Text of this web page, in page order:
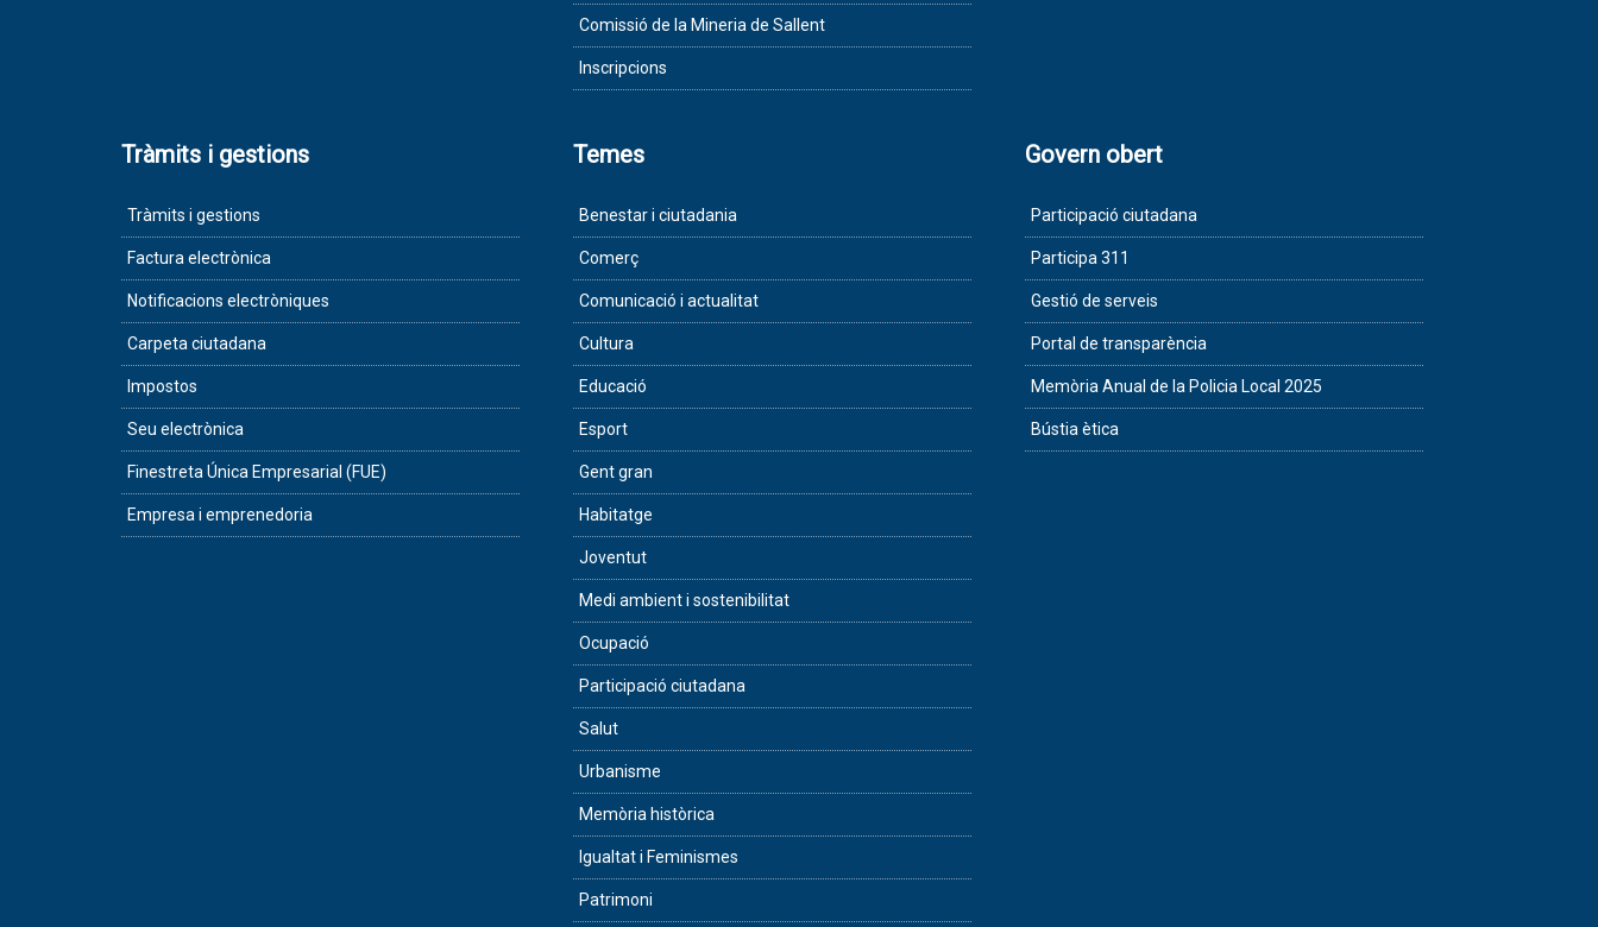
Comissió de la Mineria de Sallent
Inscripcions
Tràmits i gestions
Tràmits i gestions
Factura electrònica
Notificacions electròniques
Carpeta ciutadana
Impostos
Seu electrònica
Finestreta Única Empresarial (FUE)
Empresa i emprenedoria
Temes
Benestar i ciutadania
Comerç
Comunicació i actualitat
Cultura
Educació
Esport
Gent gran
Habitatge
Joventut
Medi ambient i sostenibilitat
Ocupació
Participació ciutadana
Salut
Urbanisme
Memòria històrica
Igualtat i Feminismes
Patrimoni
Govern obert
Participació ciutadana
Participa 311
Gestió de serveis
Portal de transparència
Memòria Anual de la Policia Local 2025
Bústia ètica